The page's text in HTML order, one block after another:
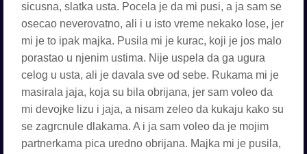
sicusna, slatka usta. Pocela je da mi pusi, a ja sam se
osecao neverovatno, ali i u isto vreme nekako lose, jer
mi je to ipak majka. Pusila mi je kurac, koji je jos malo
porastao u njenim ustima. Nije uspela da ga ugura
celog u usta, ali je davala sve od sebe. Rukama mi je
masirala jaja, koja su bila obrijana, jer sam voleo da
mi devojke lizu i jaja, a nisam zeleo da kukaju kako su
se zagrcnule dlakama. A i ja sam voleo da je mojim
partnerkama pica uredno obrijana. Majka mi je pusila,